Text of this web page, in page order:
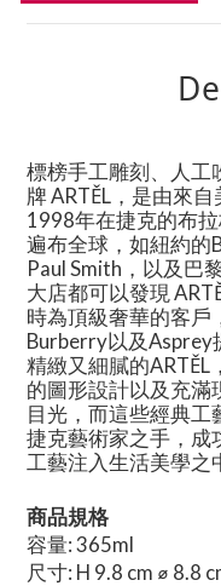
標榜手工雕刻、人工
牌 ARTĚL，是由來
1998年在捷克的布
遍布全球，如紐約的
Paul Smith，以及巴
大店都可以發現
時為頂級奢華的客戶
Burberry以及Asprey
精緻又細膩的
的圖形設計以及充滿
目光，而這些經典工
捷克藝術家之手，成
工藝注入生活美學之
商品規格
容量: 365ml
尺寸: H 9.8 cm ⌀ 8.8